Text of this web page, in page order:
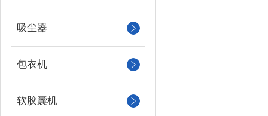
吸尘器
包衣机
软胶囊机